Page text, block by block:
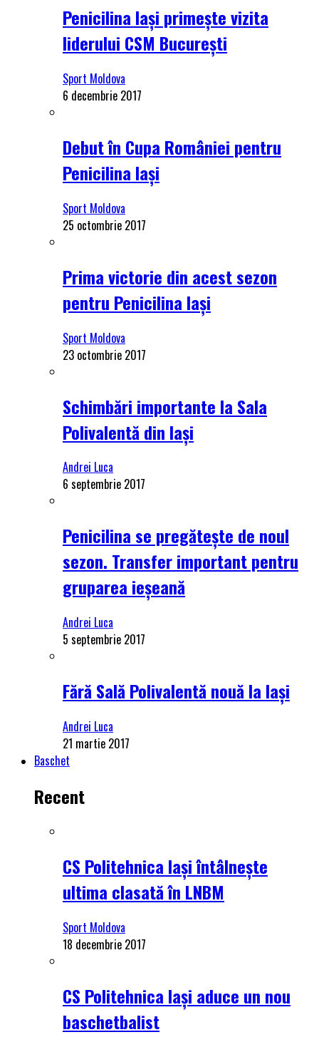
Penicilina Iași primește vizita
liderului CSM București
Sport Moldova
6 decembrie 2017
Debut în Cupa României pentru
Penicilina Iași
Sport Moldova
25 octombrie 2017
Prima victorie din acest sezon
pentru Penicilina Iași
Sport Moldova
23 octombrie 2017
Schimbări importante la Sala
Polivalentă din Iași
Andrei Luca
6 septembrie 2017
Penicilina se pregătește de noul
sezon. Transfer important pentru
gruparea ieșeană
Andrei Luca
5 septembrie 2017
Fără Sală Polivalentă nouă la Iași
Andrei Luca
21 martie 2017
Baschet
Recent
CS Politehnica Iași întâlnește
ultima clasată în LNBM
Sport Moldova
18 decembrie 2017
CS Politehnica Iași aduce un nou
baschetbalist